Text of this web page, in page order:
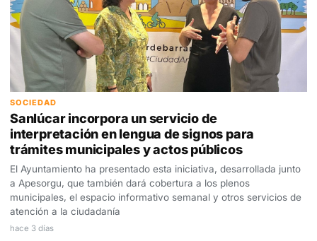
SOCIEDAD
Sanlúcar incorpora un servicio de
interpretación en lengua de signos para
trámites municipales y actos públicos
El Ayuntamiento ha presentado esta iniciativa, desarrollada junto
a Apesorgu, que también dará cobertura a los plenos
municipales, el espacio informativo semanal y otros servicios de
atención a la ciudadanía
hace 3 días